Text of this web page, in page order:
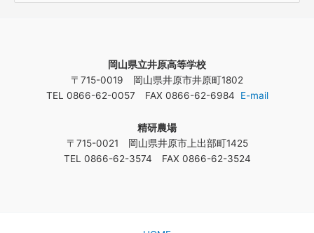
岡山県立井原高等学校
〒715-0019 岡山県井原市井原町1802
TEL 0866-62-0057 FAX 0866-62-6984 E-mail
精研農場
〒715-0021 岡山県井原市上出部町1425
TEL 0866-62-3574 FAX 0866-62-3524